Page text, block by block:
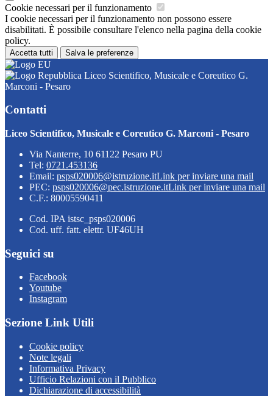
Cookie necessari per il funzionamento
I cookie necessari per il funzionamento non possono essere
disabilitati. È possibile consultare l'elenco nella pagina della cookie
policy.
Accetta tutti Salva le preferenze
Liceo Scientifico, Musicale e Coreutico G.
Marconi - Pesaro
Contatti
Liceo Scientifico, Musicale e Coreutico G. Marconi - Pesaro
Via Nanterre, 10 61122 Pesaro PU
Tel: 0721.453136
Email: psps020006@istruzione.itLink per inviare una mail
PEC: psps020006@pec.istruzione.itLink per inviare una mail
C.F.: 80005590411
Cod. IPA istsc_psps020006
Cod. uff. fatt. elettr. UF46UH
Seguici su
Facebook
Youtube
Instagram
Sezione Link Utili
Cookie policy
Note legali
Informativa Privacy
Ufficio Relazioni con il Pubblico
Dichiarazione di accessibilità